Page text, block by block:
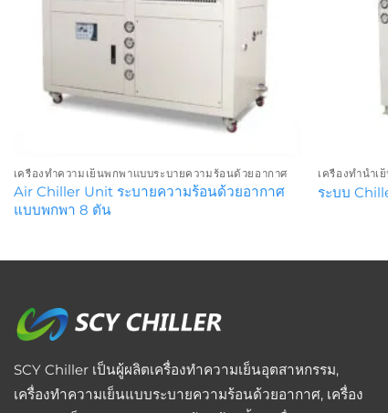
เครื่องทำความเย็นพกพาแบบระบายความร้อนด้วยอากาศ
Air Chiller Unit ระบายความร้อนด้วยอากาศ
แบบพกพา 8 ตัน
เครื่องทำน้ำเ
ระบบ
SCY Chiller เป็นผู้ผลิตเครื่องทำความเย็นอุตสาหกรรม,
เครื่องทำความเย็นแบบระบายความร้อนด้วยอากาศ, เครื่อง